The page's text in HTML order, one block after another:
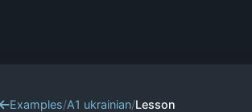
Examples/A1 ukrainian/Lesson